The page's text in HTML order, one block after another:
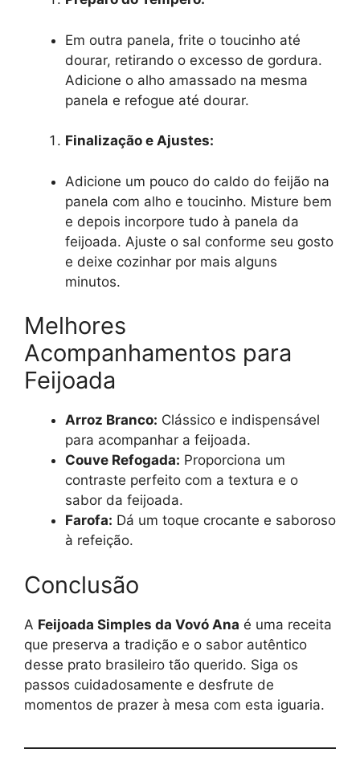
Em outra panela, frite o toucinho até
dourar, retirando o excesso de gordura.
Adicione o alho amassado na mesma
panela e refogue até dourar.
Finalização e Ajustes:
Adicione um pouco do caldo do feijão na
panela com alho e toucinho. Misture bem
e depois incorpore tudo à panela da
feijoada. Ajuste o sal conforme seu gosto
e deixe cozinhar por mais alguns
minutos.
Melhores
Acompanhamentos para
Feijoada
Arroz Branco: Clássico e indispensável
para acompanhar a feijoada.
Couve Refogada: Proporciona um
contraste perfeito com a textura e o
sabor da feijoada.
Farofa: Dá um toque crocante e saboroso
à refeição.
Conclusão
A Feijoada Simples da Vovó Ana é uma receita
que preserva a tradição e o sabor autêntico
desse prato brasileiro tão querido. Siga os
passos cuidadosamente e desfrute de
momentos de prazer à mesa com esta iguaria.